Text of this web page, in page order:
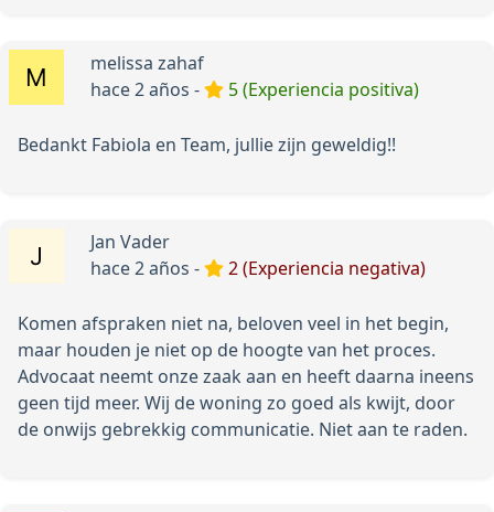
melissa zahaf
hace 2 años -
5 (Experiencia positiva)
Bedankt Fabiola en Team, jullie zijn geweldig!!
Jan Vader
hace 2 años -
2 (Experiencia negativa)
Komen afspraken niet na, beloven veel in het begin,
maar houden je niet op de hoogte van het proces.
Advocaat neemt onze zaak aan en heeft daarna ineens
geen tijd meer. Wij de woning zo goed als kwijt, door
de onwijs gebrekkig communicatie. Niet aan te raden.